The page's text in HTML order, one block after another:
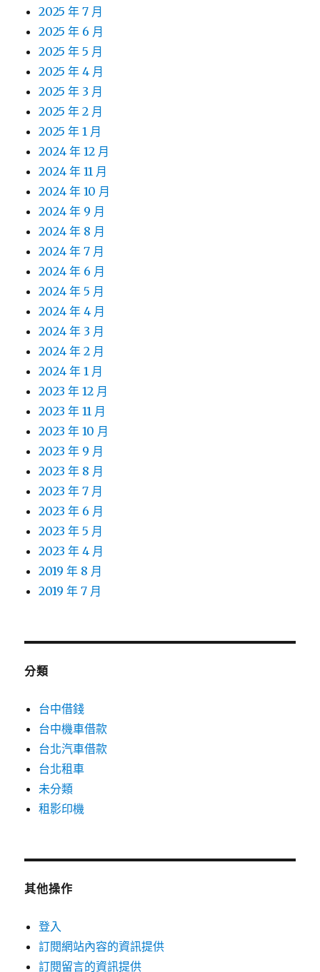
2025 年 7 月
2025 年 6 月
2025 年 5 月
2025 年 4 月
2025 年 3 月
2025 年 2 月
2025 年 1 月
2024 年 12 月
2024 年 11 月
2024 年 10 月
2024 年 9 月
2024 年 8 月
2024 年 7 月
2024 年 6 月
2024 年 5 月
2024 年 4 月
2024 年 3 月
2024 年 2 月
2024 年 1 月
2023 年 12 月
2023 年 11 月
2023 年 10 月
2023 年 9 月
2023 年 8 月
2023 年 7 月
2023 年 6 月
2023 年 5 月
2023 年 4 月
2019 年 8 月
2019 年 7 月
分類
台中借錢
台中機車借款
台北汽車借款
台北租車
未分類
租影印機
其他操作
登入
訂閱網站內容的資訊提供
訂閱留言的資訊提供